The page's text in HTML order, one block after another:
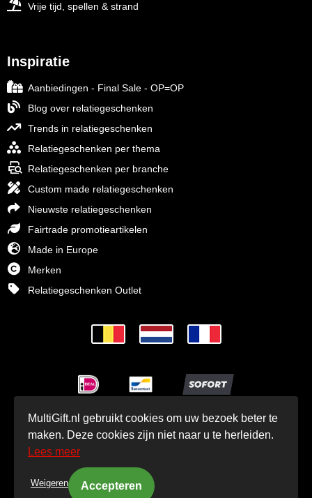
Vrije tijd, spellen & strand
Inspiratie
Aanbiedingen - Final Sale - OP=OP
Blog over relatiegeschenken
Trends in relatiegeschenken
Relatiegeschenken per thema
Relatiegeschenken per branche
Custom made relatiegeschenken
Nieuwste relatiegeschenken
Fairtrade promotieartikelen
Made in Europe
Merken
Relatiegeschenken Outlet
© MultiGift Relatiegeschenken BV 1993 - 2026
MultiGift.nl gebruikt cookies om uw bezoek beter te
maken. Deze cookies zijn niet naar u te herleiden.
Lees meer
Weigeren